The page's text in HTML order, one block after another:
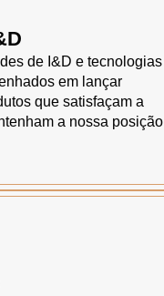
de I&D e tecnologias
em lançar
que satisfaçam a
a nossa posição